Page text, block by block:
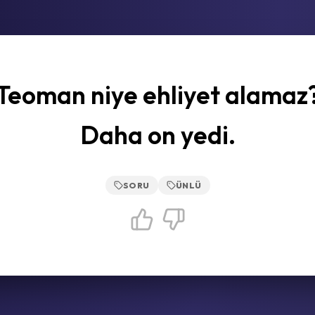
niye ehliyet
Daha on yedi.
SORU ÜNLÜ